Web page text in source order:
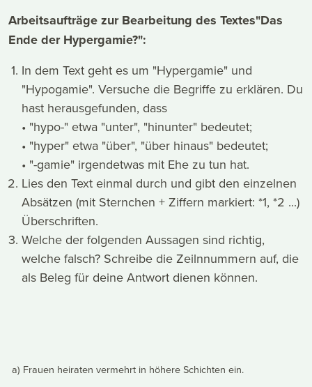
Arbeitsaufträgezur Bearbeitung des Textes"Das
Ende der Hypergamie?":
In dem Text geht es um "Hypergamie" und
"Hypogamie". Versuche die Begriffe zu erklären. Du
hast herausgefunden, dass
• "hypo-" etwa "unter", "hinunter" bedeutet;
• "hyper" etwa "über", "über hinaus" bedeutet;
• "-gamie" irgendetwas mit Ehe zu tun hat.
Lies den Text einmal durch und gibt den einzelnen
Absätzen (mit Sternchen + Ziffern markiert: *1, *2 ...)
Überschriften.
Welche der folgenden Aussagen sind richtig,
welche falsch? Schreibe die Zeilnnummern auf, die
als Beleg für deine Antwort dienen können.
a) Frauen heiraten vermehrt in höhere Schichten ein.